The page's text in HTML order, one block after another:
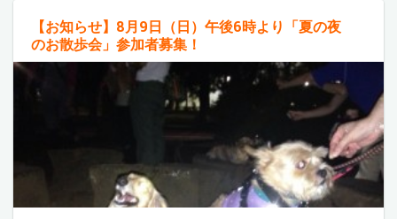
【お知らせ】8月9日（日）午後6時より「夏の夜
のお散歩会」参加者募集！